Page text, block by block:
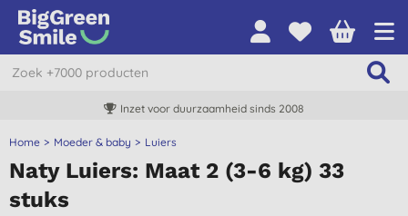
Inzet voor duurzaamheid sinds 2008
Home Moeder & baby Luiers
Naty Luiers: Maat 2 (3-6 kg) 33
stuks